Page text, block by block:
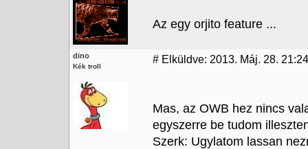
Az egy orjito feature ...
dino
Kék troll
# Elküldve: 2013. Máj. 28.
Mas, az OWB hez nincs
egyszerre be tudom
Szerk: Ugylatom lassan